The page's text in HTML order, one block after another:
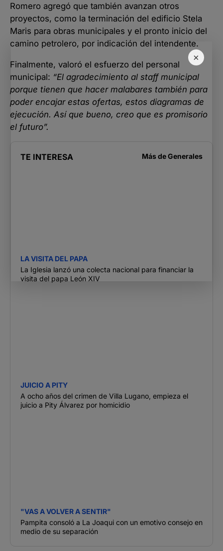
×
Romero agregó que también avanzan otros
proyectos, como la terminación del edificio Stela
Maris para obras municipales y el pronto inicio del
camino petrolero, por indicación del intendente.
Finalmente, valoró el esfuerzo del personal
municipal: “El agradecimiento al staff municipal
porque tienen que hacer malabares también para
poder encajar estas ofertas, estos diagramas de
ejecución. Así que bueno, creo que es promisorio
el futuro”.
TE INTERESA Más deGenerales
LA VISITA DEL PAPA
La Iglesia lanzó una colecta nacional para financiar la
visita del papa León XIV
JUICIO A PITY
A ocho años del crimen de Villa Lugano, empieza el
juicio a Pity Álvarez por homicidio
"VAS A VOLVER A SENTIR"
Pampita consoló a La Joaqui con un emotivo consejo en
medio de su separación